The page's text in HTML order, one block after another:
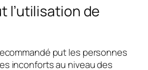
l’utilisation de
put les personnes
inconforts au niveau des